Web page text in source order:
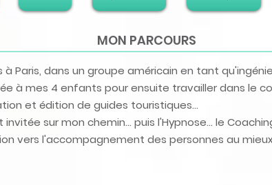
MON PARCOURS
à Paris, dans un groupe américain en tant
à mes 4 enfants pour ensuite travailler dans le
et édition de guides touristiques...
sur mon chemin... puis l'Hypnose... le
vers l'accompagnement des personnes au